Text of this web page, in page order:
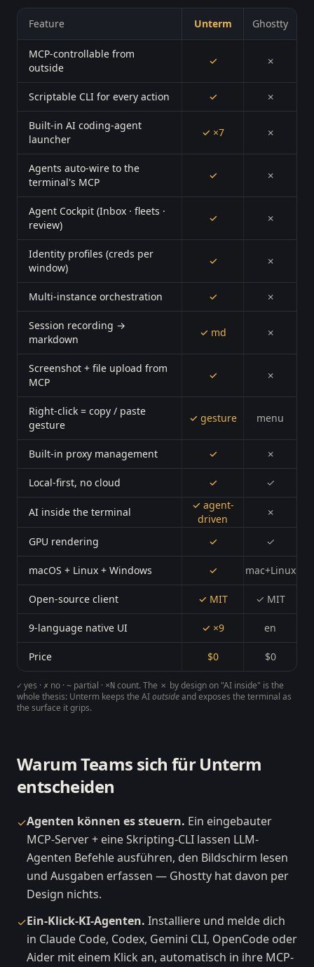
Feature Unterm Ghostty
MCP-controllable from
outside
✓ ✗
Scriptable CLI for every action ✓ ✗
Built-in AI coding-agent
launcher
✓ ×7 ✗
Agents auto-wire to the
terminal's MCP
✓ ✗
Agent Cockpit (Inbox · fleets ·
review)
✓ ✗
Identity profiles (creds per
window)
✓ ✗
Multi-instance orchestration ✓ ✗
Session recording →
markdown
✓ md ✗
Screenshot + file upload from
MCP
✓ ✗
Right-click = copy / paste
gesture
✓ gesture menu
Built-in proxy management ✓ ✗
Local-first, no cloud ✓ ✓
AI inside the terminal
✓ agent-
driven
✗
GPU rendering ✓ ✓
macOS + Linux + Windows ✓ mac+Linux
Open-source client ✓ MIT ✓ MIT
9-language native UI ✓ ×9 en
Price $0 $0
✓ yes · ✗ no · ~ partial · ×N count. The ✗ by designon "AI inside" is the
whole thesis: Unterm keeps the AIoutsideand exposes the terminal as
the surface it grips.
Warum Teams sich für Unterm
entscheiden
✓Agenten können es steuern. Ein eingebauter
MCP-Server + eine Skripting-CLI lassen LLM-
Agenten Befehle ausführen, den Bildschirm lesen
und Ausgaben erfassen — Ghostty hat davon per
Design nichts.
✓Ein-Klick-KI-Agenten. Installiere und melde dich
in Claude Code, Codex, Gemini CLI, OpenCode oder
Aider mit einem Klick an, automatisch in ihre MCP-